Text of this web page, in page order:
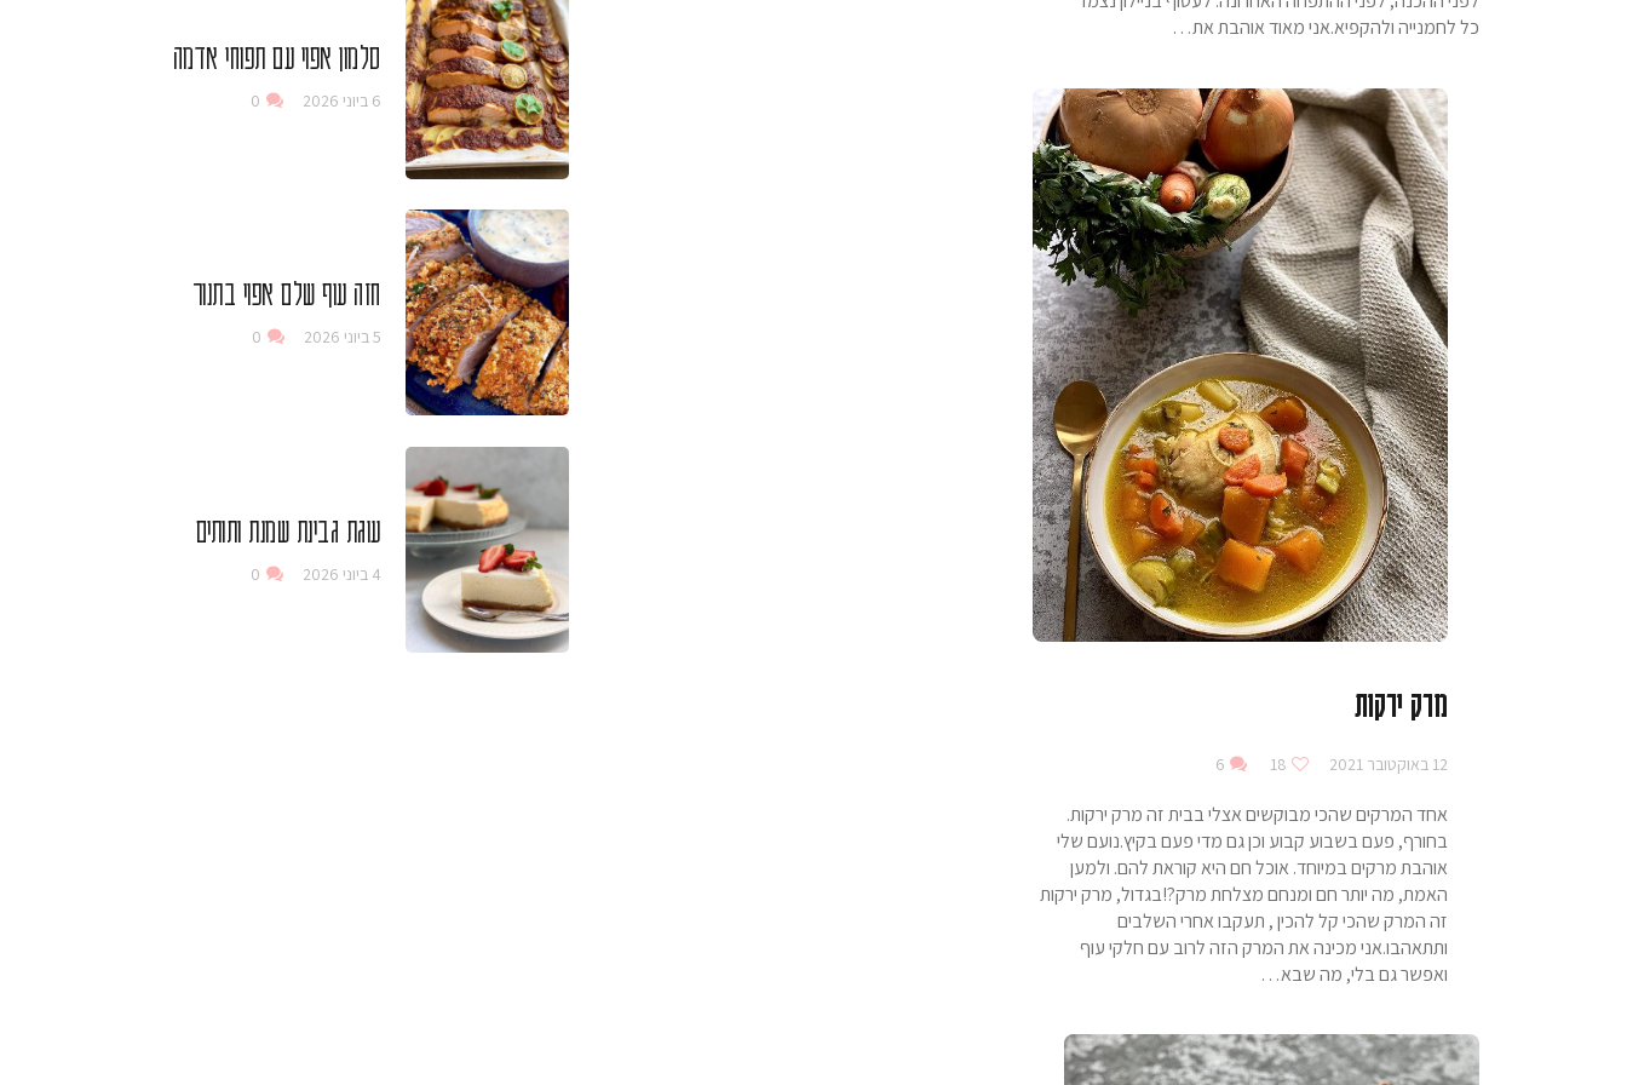
כל לחמנייה ולהקפיא.אני מאוד אוהבת את…
מרק ירקות
12 באוקטובר 2021 18
6
אחד המרקים שהכי מבוקשים אצלי בבית זה מרק ירקות.
בחורף, פעם בשבוע קבוע וכן גם מדי פעם בקיץ.נועם שלי
אוהבת מרקים במיוחד. אוכל חם היא קוראת להם. ולמען
האמת, מה יותר חם ומנחם מצלחת מרק?!בגדול, מרק ירקות
זה המרק שהכי קל להכין , תעקבו אחרי השלבים
ותתאהבו.אני מכינה את המרק הזה לרוב עם חלקי עוף
ואפשר גם בלי, מה שבא…
סלמון אפוי עם תפוחי אדמה
6 ביוני 2026 0
חזה עוף שלם אפוי בתנור
5 ביוני 2026 0
עוגת גבינת שמנת ותותים
4 ביוני 2026 0